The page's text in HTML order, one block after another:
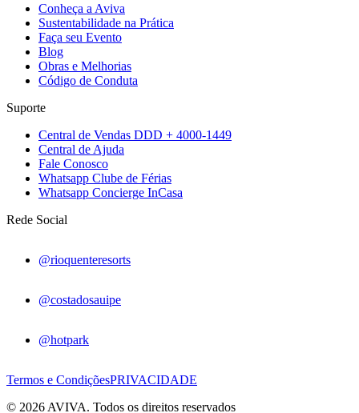
Conheça a Aviva
Sustentabilidade na Prática
Faça seu Evento
Blog
Obras e Melhorias
Código de Conduta
Suporte
Central de Vendas DDD + 4000-1449
Central de Ajuda
Fale Conosco
Whatsapp Clube de Férias
Whatsapp Concierge InCasa
Rede Social
@rioquenteresorts
@costadosauipe
@hotpark
Termos e CondiçõesPRIVACIDADE
© 2026 AVIVA. Todos os direitos reservados